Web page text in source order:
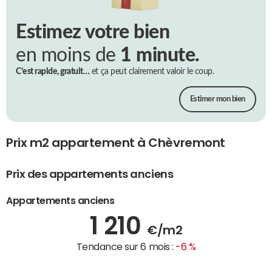
Estimez votre bien
en moins de 1 minute.
C’est rapide, gratuit…et ça peut clairement valoir le coup.
Estimer mon bien
Prix m2 appartement à Chèvremont
Prix des appartements anciens
Appartements anciens
1 210 €/m2
Tendance sur 6 mois : -6 %